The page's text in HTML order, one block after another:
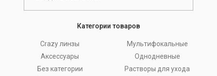
Категории товаров
Crazy линзы
Аксессуары
Без категории
Мультифокальные
Однодневные
Растворы для ухода